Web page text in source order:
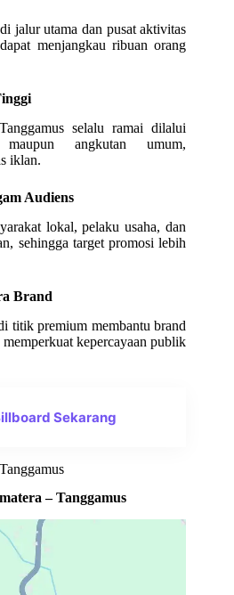
jalur utama dan pusat aktivitas
menjangkau ribuan orang
selalu ramai dilalui
angkutan umum,
iklan.
Audiens
lokal, pelaku usaha, dan
sehingga target promosi lebih
Brand
titik premium membantu brand
kepercayaan publik
Sekarang
– Tanggamus